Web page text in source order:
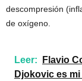
descompresión
de oxígeno.
Leer:
Flavio
Djokovic es